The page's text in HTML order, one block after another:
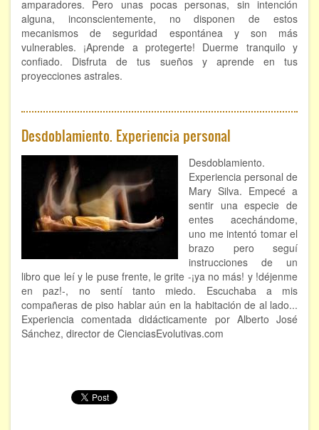
amparadores. Pero unas pocas personas, sin intención
alguna, inconscientemente, no disponen de estos
mecanismos de seguridad espontánea y son más
vulnerables. ¡Aprende a protegerte! Duerme tranquilo y
confiado. Disfruta de tus sueños y aprende en tus
proyecciones astrales.
Desdoblamiento. Experiencia personal
Desdoblamiento.
Experiencia personal de
Mary Silva. Empecé a
sentir una especie de
entes acechándome,
uno me intentó tomar el
brazo pero seguí
instrucciones de un
libro que leí y le puse frente, le grite -¡ya no más! y !déjenme
en paz!-, no sentí tanto miedo. Escuchaba a mis
compañeras de piso hablar aún en la habitación de al lado...
Experiencia comentada didácticamente por Alberto José
Sánchez, director de CienciasEvolutivas.com